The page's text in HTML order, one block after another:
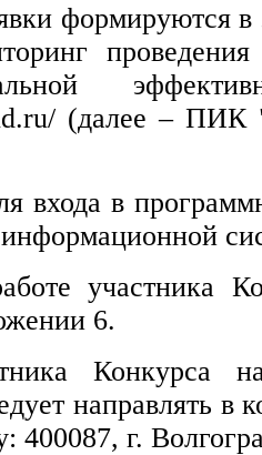
формируются
проведения
(далее –
входа в
участника
6.
направлять в
400087, г.